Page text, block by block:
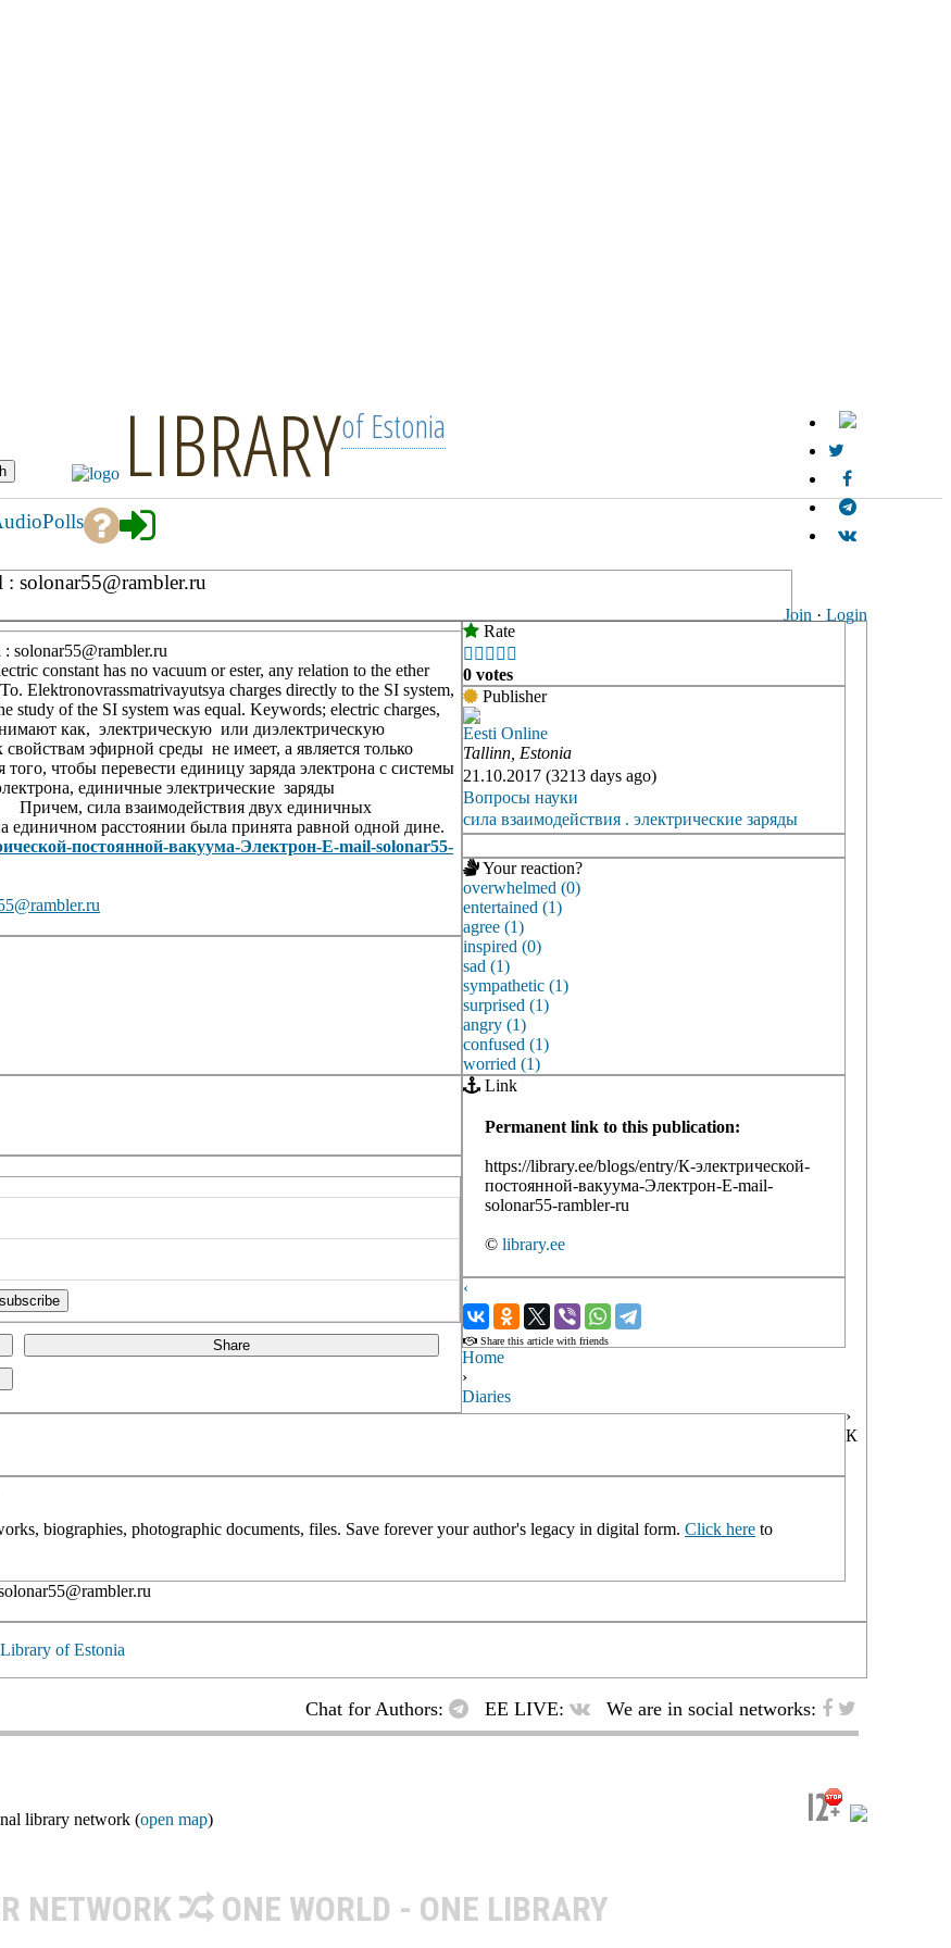
LIBRARYof Estonia
Join · Login
Polls
: solonar55@rambler.ru
solonar55@rambler.ru
constant has no vacuum or ester, any relation to the ether
Elektronovrassmatrivayutsya charges directly to the SI system,
study of the SI system was equal. Keywords; electric charges,
как, электрическую или диэлектрическую
эфирной среды не имеет, а является только
чтобы перевести единицу заряда электрона с системы
единичные электрические заряды
сила взаимодействия двух единичных
единичном расстоянии была принята равной одной дине.
постоянной-вакуума-Электрон-E-mail-solonar55-
Share
Rate
    
0 votes
Publisher
Eesti Online
Tallinn, Estonia
21.10.2017 (3213 days ago)
Вопросы науки
сила взаимодействия . электрические заряды
Your reaction?
overwhelmed (0)
entertained (1)
agree (1)
inspired (0)
sad (1)
sympathetic (1)
surprised (1)
angry (1)
confused (1)
worried (1)
Link
Permanent link to this publication:
https://library.ee/blogs/entry/К-электрической-
постоянной-вакуума-Электрон-E-mail-
solonar55-rambler-ru
© library.ee
‹
›
Share this article with friends
biographies, photographic documents, files. Save forever your author's legacy in digital form. Click here to
Home
›
Diaries
›
К
Library of Estonia
Chat for Authors: EE LIVE: We are in social networks:
library network (open map)
NETWORK ONE WORLD - ONE LIBRARY